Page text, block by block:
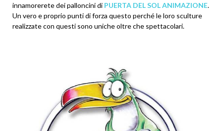
innamorerete dei palloncini di PUERTA DEL SOL ANIMAZIONE.
Un vero e proprio punti di forza questo perché le loro sculture
realizzate con questi sono uniche oltre che spettacolari.